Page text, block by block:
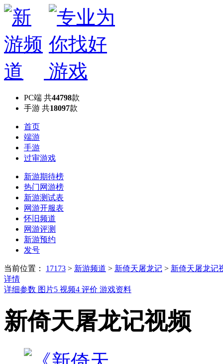
PC端 共44798款
手游 共18097款
首页
端游
手游
过审游戏
新游期待榜
热门网游榜
新游测试表
网游开服表
怀旧频道
网游评测
新游预约
发号
当前位置： 17173 > 新游频道 > 新倚天屠龙记 > 新倚天屠龙记
详情
详细参数 图片5 视频4 评价 游戏资料
新倚天屠龙记视频